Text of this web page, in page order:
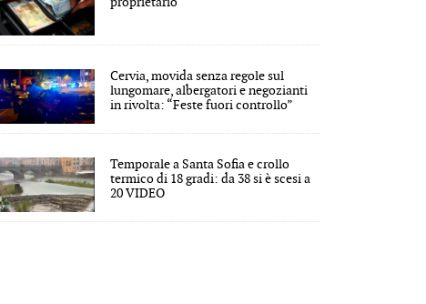
Cervia, movida senza regole sul
lungomare, albergatori e negozianti
in rivolta: “Feste fuori controllo”
Temporale a Santa Sofia e crollo
termico di 18 gradi: da 38 si è scesi a
20 VIDEO